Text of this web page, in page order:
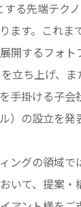
る先端テク
ます。これま
開するフォト
立ち上げ、ま
手掛ける子会
）の設立を発
ングの領域で
いて、提案・